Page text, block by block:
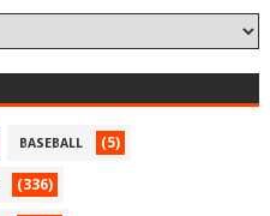
BASEBALL (5)
(336)